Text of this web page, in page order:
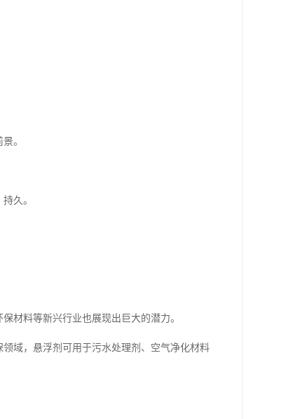
。
久。
材料等新兴行业也展现出巨大的潜力。
域，悬浮剂可用于污水处理剂、空气净化材料